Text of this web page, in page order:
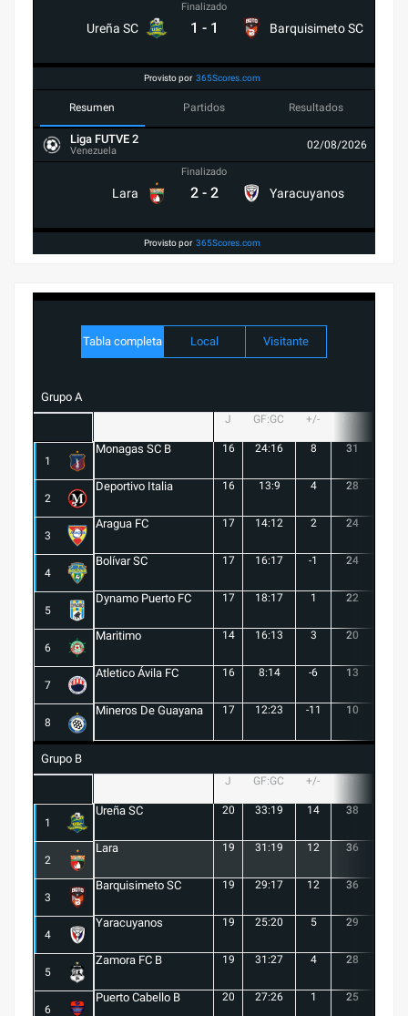
Ureña SC
Finalizado
1 - 1 Barquisimeto SC
Provisto por 365Scores.com
Resumen Partidos Resultados
Liga FUTVE 2
Venezuela 02/08/2026
Lara
Finalizado
2 - 2 Yaracuyanos
Provisto por 365Scores.com
Tabla completa Local Visitante
Grupo A
J GF:GC +/-
1
Monagas SC B 16 24:16 8 31
2
Deportivo Italia 16 13:9 4 28
3
Aragua FC 17 14:12 2 24
4
Bolívar SC 17 16:17 -1 24
5
Dynamo Puerto FC 17 18:17 1 22
6
Maritimo 14 16:13 3 20
7
Atletico Ávila FC 16 8:14 -6 13
8
Mineros De Guayana 17 12:23 -11 10
Grupo B
J GF:GC +/-
1
Ureña SC 20 33:19 14 38
2
Lara 19 31:19 12 36
3
Barquisimeto SC 19 29:17 12 36
4
Yaracuyanos 19 25:20 5 29
5
Zamora FC B 19 31:27 4 28
6
Puerto Cabello B 20 27:26 1 25